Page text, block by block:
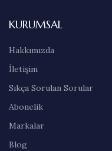
KURUMSAL
Hakkımızda
İletişim
Sıkça Sorulan Sorular
Abonelik
Markalar
Blog